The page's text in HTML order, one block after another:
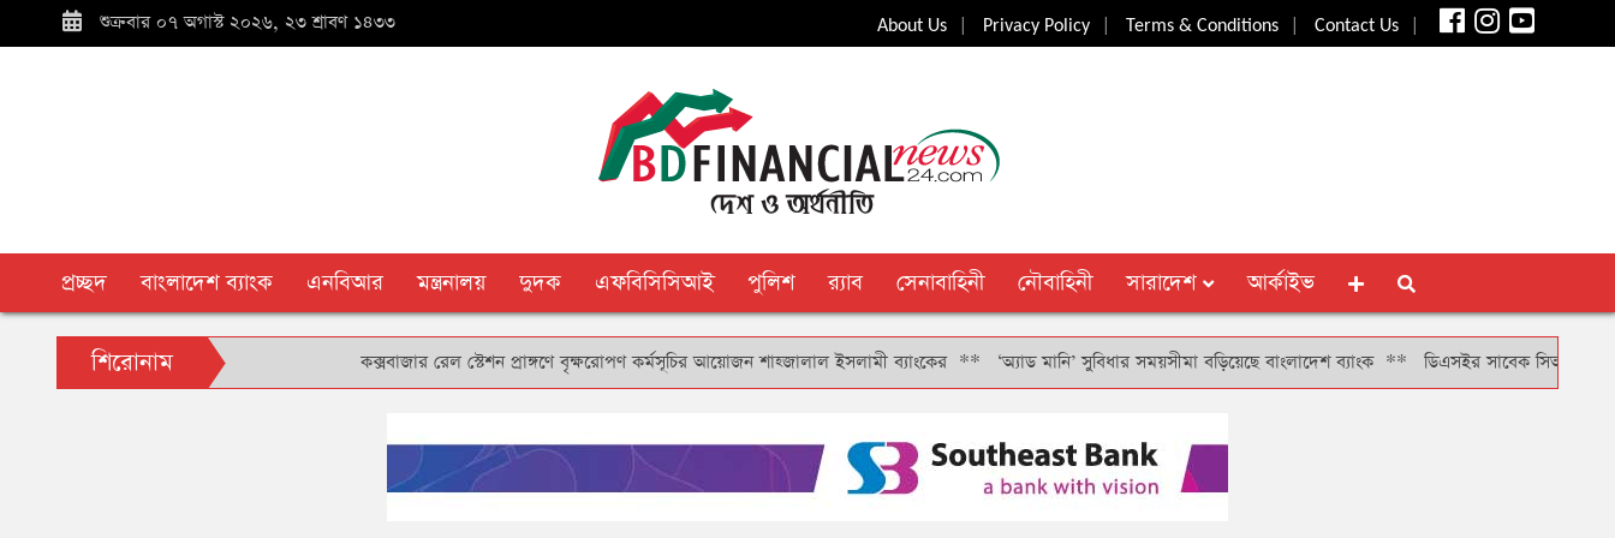
শুক্রবার ০৭ অগাস্ট ২০২৬, ২৩ শ্রাবণ ১৪৩৩ About Us| Privacy Policy| Terms & Conditions| Contact Us|
প্রচ্ছদ বাংলাদেশ ব্যাংক এনবিআর মন্ত্রনালয় দুদক এফবিসিসিআই পুলিশ র‍্যাব সেনাবাহিনী নৌবাহিনী সারাদেশ আর্কাইভ
শিরোনাম কক্সবাজার রেল স্টেশন প্রাঙ্গণে বৃক্ষরোপণ কর্মসূচির আয়োজন শাহ্জালাল ইসলামী ব্যাংকের**‘অ্যাড মানি’ সুবিধার সময়সীমা বড়িয়েছে বাংলাদেশ ব্যাংক**ডিএসইর সাবেক সিআরও খাইরুল